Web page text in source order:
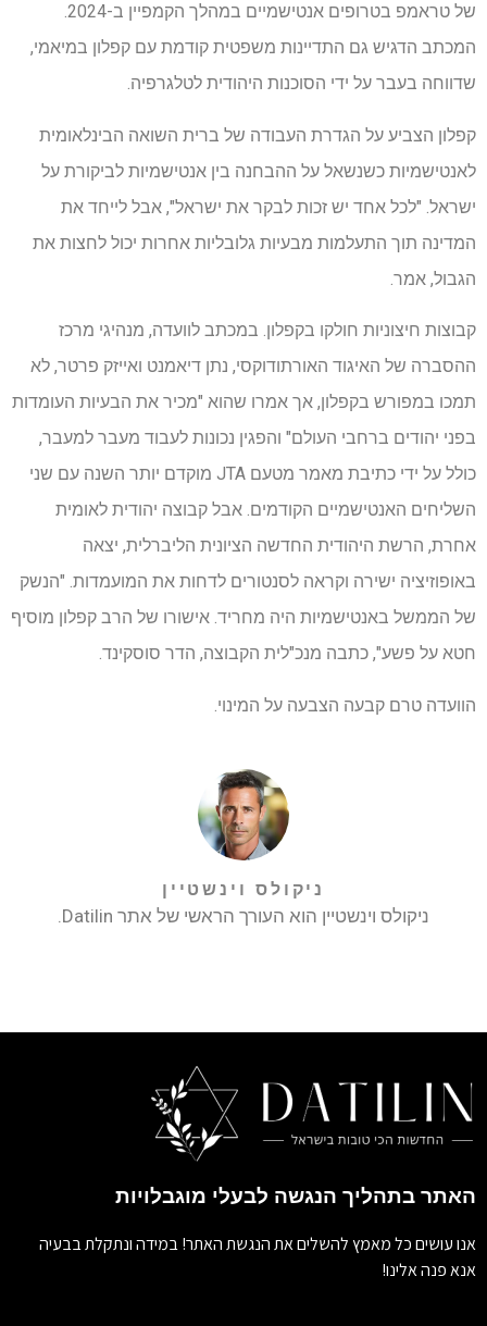
של טראמפ בטרופים אנטישמיים במהלך הקמפיין ב-2024.
המכתב הדגיש גם התדיינות משפטית קודמת עם קפלון במיאמי,
שדווחה בעבר על ידי הסוכנות היהודית לטלגרפיה.
קפלון הצביע על הגדרת העבודה של ברית השואה הבינלאומית
לאנטישמיות כשנשאל על ההבחנה בין אנטישמיות לביקורת על
ישראל. "לכל אחד יש זכות לבקר את ישראל", אבל לייחד את
המדינה תוך התעלמות מבעיות גלובליות אחרות יכול לחצות את
הגבול, אמר.
קבוצות חיצוניות חולקו בקפלון. במכתב לוועדה, מנהיגי מרכז
ההסברה של האיגוד האורתודוקסי, נתן דיאמנט ואייזק פרטר, לא
תמכו במפורש בקפלון, אך אמרו שהוא "מכיר את הבעיות העומדות
בפני יהודים ברחבי העולם" והפגין נכונות לעבוד מעבר למעבר,
כולל על ידי כתיבת מאמר מטעם JTA מוקדם יותר השנה עם שני
השליחים האנטישמיים הקודמים. אבל קבוצה יהודית לאומית
אחרת, הרשת היהודית החדשה הציונית הליברלית, יצאה
באופוזיציה ישירה וקראה לסנטורים לדחות את המועמדות. "הנשק
של הממשל באנטישמיות היה מחריד. אישורו של הרב קפלון מוסיף
חטא על פשע", כתבה מנכ"לית הקבוצה, הדר סוסקינד.
הוועדה טרם קבעה הצבעה על המינוי.
ניקולס וינשטיין
ניקולס וינשטיין הוא העורך הראשי של אתר Datilin.
האתר בתהליך הנגשה לבעלי מוגבלויות
אנו עושים כל מאמץ להשלים את הנגשת האתר! במידה ונתקלת בבעיה
אנא פנה אלינו!